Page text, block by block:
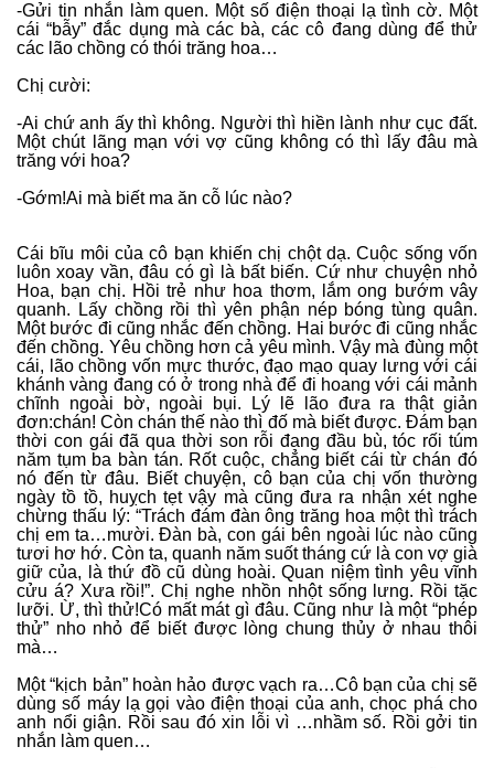
-Gửi tin nhắn làm quen. Một số điện thoại lạ tình cờ. Một
cái “bẫy” đắc dụng mà các bà, các cô đang dùng để thử
các lão chồng có thói trăng hoa…
Chị cười:
-Ai chứ anh ấy thì không. Người thì hiền lành như cục đất.
Một chút lãng mạn với vợ cũng không có thì lấy đâu mà
trăng với hoa?
-Gớm!Ai mà biết ma ăn cỗ lúc nào?
Cái bĩu môi của cô bạn khiến chị chột dạ. Cuộc sống vốn
luôn xoay vần, đâu có gì là bất biến. Cứ như chuyện nhỏ
Hoa, bạn chị. Hồi trẻ như hoa thơm, lắm ong bướm vây
quanh. Lấy chồng rồi thì yên phận nép bóng tùng quân.
Một bước đi cũng nhắc đến chồng. Hai bước đi cũng nhắc
đến chồng. Yêu chồng hơn cả yêu mình. Vậy mà đùng một
cái, lão chồng vốn mực thước, đạo mạo quay lưng với cái
khánh vàng đang có ở trong nhà để đi hoang với cái mảnh
chĩnh ngoài bờ, ngoài bụi. Lý lẽ lão đưa ra thật giản
đơn:chán! Còn chán thế nào thì đố mà biết được. Đám bạn
thời con gái đã qua thời son rỗi đang đầu bù, tóc rối túm
năm tụm ba bàn tán. Rốt cuộc, chẳng biết cái từ chán đó
nó đến từ đâu. Biết chuyện, cô bạn của chị vốn thường
ngày tồ tồ, huỵch tẹt vậy mà cũng đưa ra nhận xét nghe
chừng thấu lý: “Trách đám đàn ông trăng hoa một thì trách
chị em ta…mười. Đàn bà, con gái bên ngoài lúc nào cũng
tươi hơ hớ. Còn ta, quanh năm suốt tháng cứ là con vợ già
giữ của, là thứ đồ cũ dùng hoài. Quan niệm tình yêu vĩnh
cửu á? Xưa rồi!”. Chị nghe nhồn nhột sống lưng. Rồi tặc
lưỡi. Ừ, thì thử!Có mất mát gì đâu. Cũng như là một “phép
thử” nho nhỏ để biết được lòng chung thủy ở nhau thôi
mà…
Một “kịch bản” hoàn hảo được vạch ra…Cô bạn của chị sẽ
dùng số máy lạ gọi vào điện thoại của anh, chọc phá cho
anh nổi giận. Rồi sau đó xin lỗi vì …nhầm số. Rồi gởi tin
nhắn làm quen…